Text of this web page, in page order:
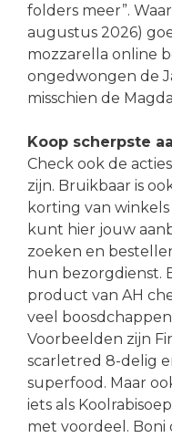
folders meer”.
augustus 2026)
mozzarella online
ongedwongen de
misschien de
Koop scherpste
Check ook de
zijn. Bruikbaar is
korting van winkels
kunt hier jouw
zoeken en
hun bezorgdienst.
product van AH
veel
Voorbeelden zijn
scarletred 8-delig
superfood. Maar
iets als
met voordeel. Boni